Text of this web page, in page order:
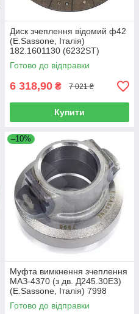
Диск зчеплення відомий ф42
(E.Sassone, Італія)
182.1601130 (6232ST)
Готово до відправки
6 318,90 ₴ 7 021 ₴
Купити
–10%
Муфта вимкнення зчеплення
МАЗ-4370 (з дв. Д245.30Е3)
(E.Sassone, Італія) 7998
(3151 068 101)
Готово до відправки